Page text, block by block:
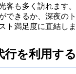
客も多く訪れます
できるか、深夜の
ト満足度に直結しま
行を利用す